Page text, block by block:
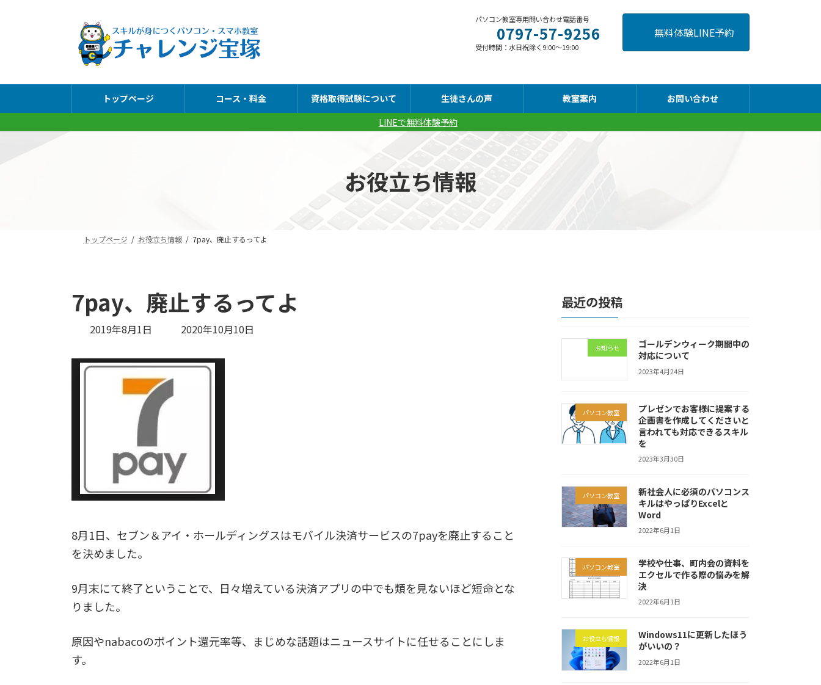
へ
キ
ッ
ョ
に
移
パソコン教室専用問い合わせ電話番号
0797-57-9256
受付時間：水日祝除く9:00～19:00
無料体験LINE予約
トップページ コース・料金 資格取得試験について 生徒さんの声 教室案内
お問い合わせ
LINEで無料体験予約
お役立ち情報
トップページ お役立ち情報 7pay、廃止するってよ
7pay、廃止するってよ
2019年8月1日
最
更
新
2020年10月10日
8月1日、セブン＆アイ・ホールディングスはモバイル決済サービスの7payを廃止すること
を決めました。
9月末にて終了ということで、日々増えている決済アプリの中でも類を見ないほど短命とな
りました。
原因やnabacoのポイント還元率等、まじめな話題はニュースサイトに任せることにしま
す。
最近の投稿
お知らせ
ゴールデンウィーク期間中の
対応について
2023年4月24日
パソコン教室
プレゼンでお客様に提案する
企画書を作成してくださいと
言われても対応できるスキル
を
2023年3月30日
パソコン教室
新社会人に必須のパソコンス
キルはやっぱりExcelと
Word
2022年6月1日
パソコン教室
学校や仕事、町内会の資料を
エクセルで作る際の悩みを解
決
2022年6月1日
お役立ち情報
Windows11に更新したほう
がいいの？
2022年6月1日